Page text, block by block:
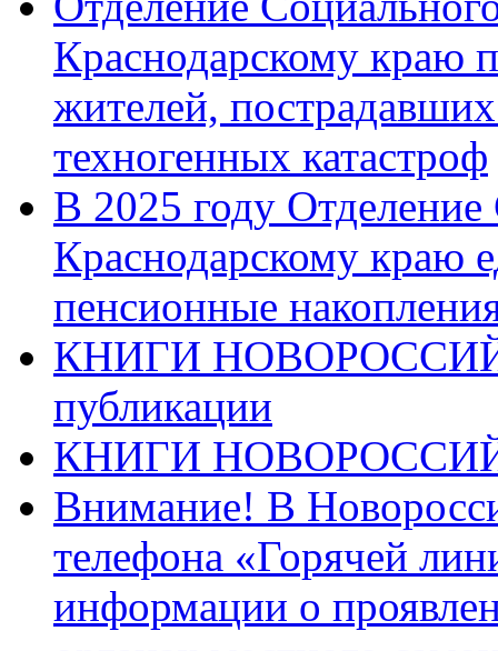
Краснодарскому краю
жителей,
техногенных катастроф
В 2025 году
Краснодарскому краю
пенсионные
КНИГИ
публикации
КНИГИ
Внимание! В
телефона «Горячей
информации о